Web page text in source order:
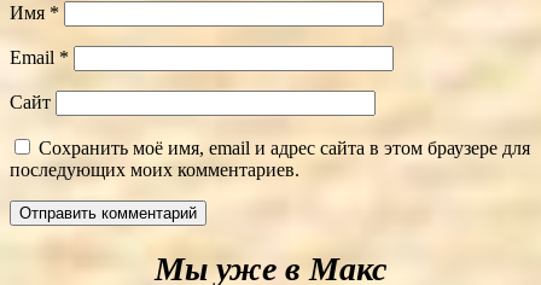
Имя *
Email *
Сайт
Сохранить моё имя, email и адрес сайта в этом браузере для
последующих моих комментариев.
Мы уже в Макс